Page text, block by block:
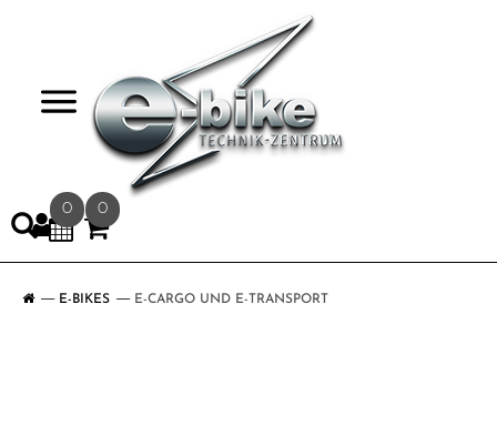
0 0
E-BIKES E-CARGO UND E-TRANSPORT